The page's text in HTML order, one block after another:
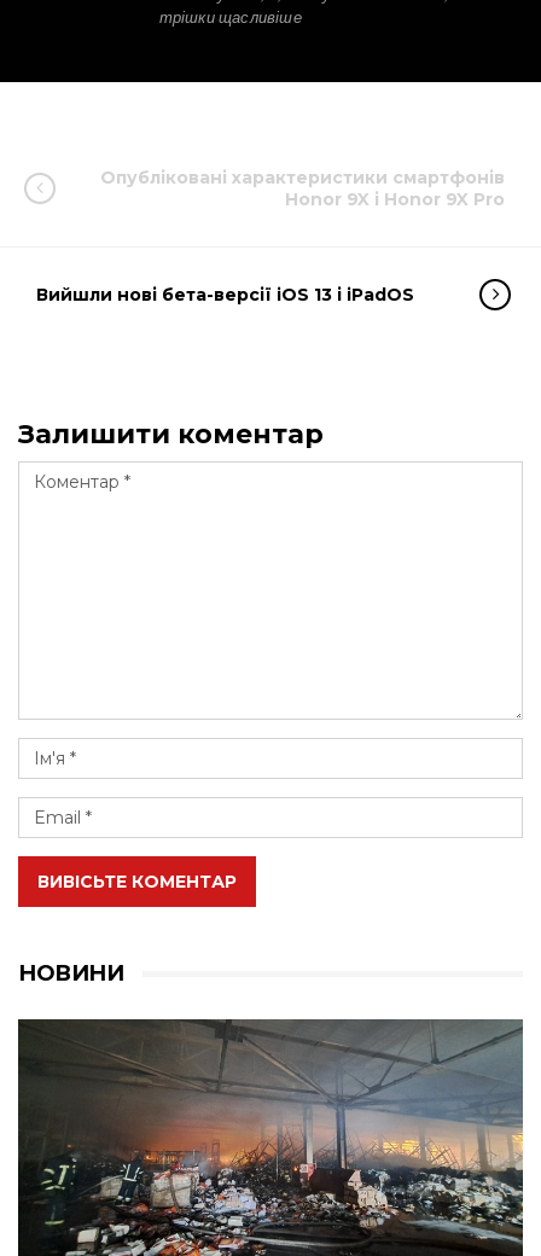
трішки щасливіше
Опубліковані характеристики смартфонів
Honor 9X і Honor 9X Pro
Вийшли нові бета-версії iOS 13 і iPadOS
Залишити коментар
ВИВІСЬТЕ КОМЕНТАР
НОВИНИ